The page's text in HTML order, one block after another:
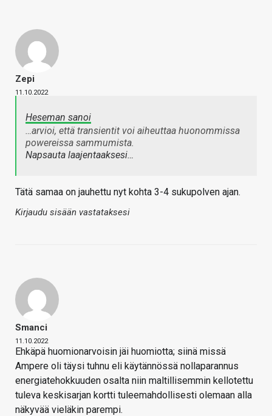
Zepi
11.10.2022
Heseman sanoi
…arvioi, että transientit voi aiheuttaa huonommissa
powereissa sammumista.
Napsauta laajentaaksesi…
Tätä samaa on jauhettu nyt kohta 3-4 sukupolven ajan.
Kirjaudu sisään vastataksesi
Smanci
11.10.2022
Ehkäpä huomionarvoisin jäi huomiotta; siinä missä
Ampere oli täysi tuhnu eli käytännössä nollaparannus
energiatehokkuuden osalta niin maltillisemmin kellotettu
tuleva keskisarjan kortti tuleemahdollisesti olemaan alla
näkyvää vieläkin parempi.